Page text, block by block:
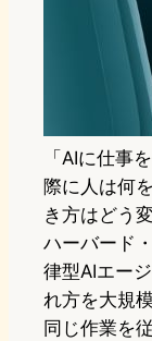
「AIに仕事
際に人は何
き方はどう
ハーバード
律型AIエー
れ方を大規
同じ作業を